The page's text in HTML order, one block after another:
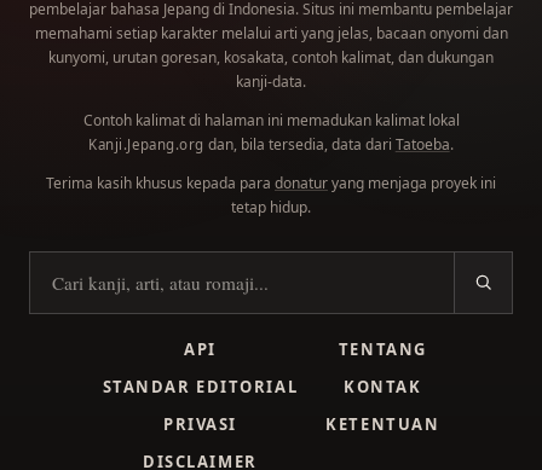
pembelajar bahasa Jepang di Indonesia. Situs ini membantu pembelajar
memahami setiap karakter melalui arti yang jelas, bacaan onyomi dan
kunyomi, urutan goresan, kosakata, contoh kalimat, dan dukungan
kanji-data.
Contoh kalimat di halaman ini memadukan kalimat lokal
Kanji.Jepang.org dan, bila tersedia, data dari Tatoeba.
Terima kasih khusus kepada para donaturyang menjaga proyek ini
tetap hidup.
Cari kanji
API
TENTANG
STANDAR EDITORIAL
KONTAK
PRIVASI
KETENTUAN
DISCLAIMER